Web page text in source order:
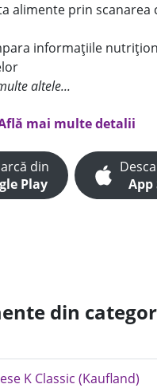
alimente prin scanarea
informațiile
altele...
mai multe detalii
din
Play
App
din
K Classic (Kaufland)